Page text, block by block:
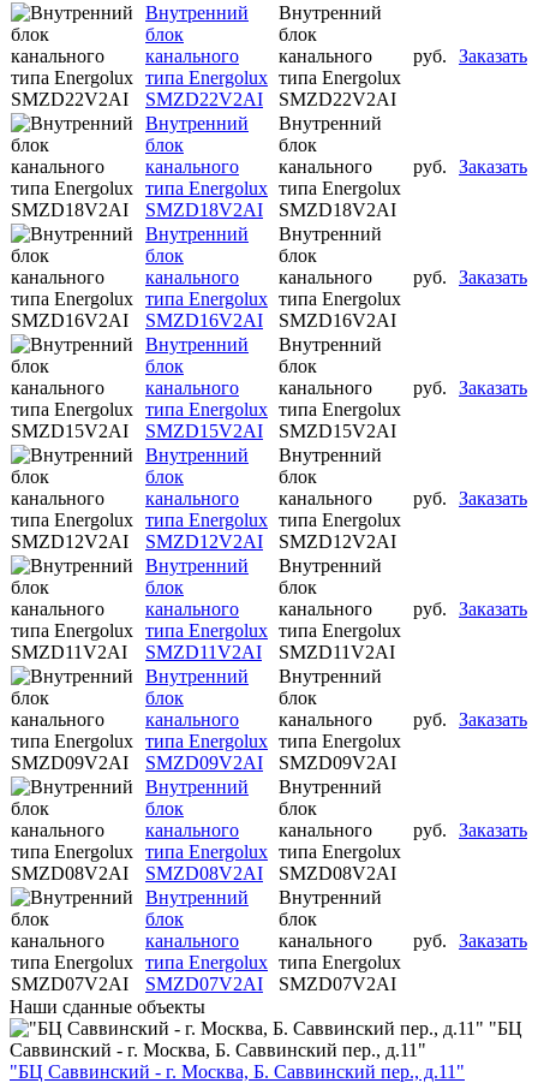
Внутренний
блок
канального
типа Energolux
SMZD22V2AI
Внутренний
блок
канального
типа Energolux
SMZD22V2AI
руб. Заказать
Внутренний
блок
канального
типа Energolux
SMZD18V2AI
Внутренний
блок
канального
типа Energolux
SMZD18V2AI
руб. Заказать
Внутренний
блок
канального
типа Energolux
SMZD16V2AI
Внутренний
блок
канального
типа Energolux
SMZD16V2AI
руб. Заказать
Внутренний
блок
канального
типа Energolux
SMZD15V2AI
Внутренний
блок
канального
типа Energolux
SMZD15V2AI
руб. Заказать
Внутренний
блок
канального
типа Energolux
SMZD12V2AI
Внутренний
блок
канального
типа Energolux
SMZD12V2AI
руб. Заказать
Внутренний
блок
канального
типа Energolux
SMZD11V2AI
Внутренний
блок
канального
типа Energolux
SMZD11V2AI
руб. Заказать
Внутренний
блок
канального
типа Energolux
SMZD09V2AI
Внутренний
блок
канального
типа Energolux
SMZD09V2AI
руб. Заказать
Внутренний
блок
канального
типа Energolux
SMZD08V2AI
Внутренний
блок
канального
типа Energolux
SMZD08V2AI
руб. Заказать
Внутренний
блок
канального
типа Energolux
SMZD07V2AI
Внутренний
блок
канального
типа Energolux
SMZD07V2AI
руб. Заказать
Наши сданные объекты
"БЦ
Саввинский - г. Москва, Б. Саввинский пер., д.11"
"БЦ Саввинский - г. Москва, Б. Саввинский пер., д.11"